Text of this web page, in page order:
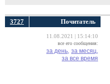
3727 Почитатель
11.08.2021 | 15:14:10
все его сообщения:
за день, за месяц,
за все время